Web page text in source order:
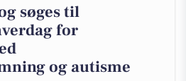
søges til
for
og autisme